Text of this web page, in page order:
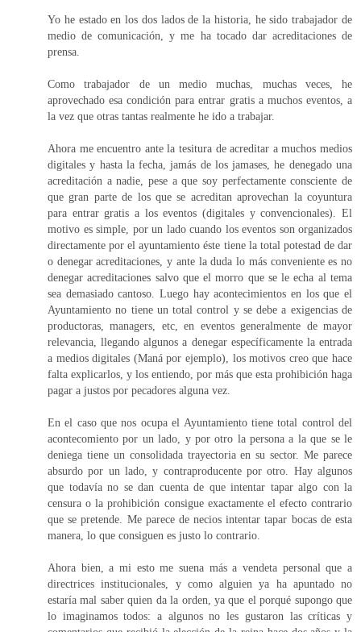
Yo he estado en los dos lados de la historia, he sido trabajador de
medio de comunicación, y me ha tocado dar acreditaciones de
prensa.
Como trabajador de un medio muchas, muchas veces, he
aprovechado esa condición para entrar gratis a muchos eventos, a
la vez que otras tantas realmente he ido a trabajar.
Ahora me encuentro ante la tesitura de acreditar a muchos medios
digitales y hasta la fecha, jamás de los jamases, he denegado una
acreditación a nadie, pese a que soy perfectamente consciente de
que gran parte de los que se acreditan aprovechan la coyuntura
para entrar gratis a los eventos (digitales y convencionales). El
motivo es simple, por un lado cuando los eventos son organizados
directamente por el ayuntamiento éste tiene la total potestad de dar
o denegar acreditaciones, y ante la duda lo más conveniente es no
denegar acreditaciones salvo que el morro que se le echa al tema
sea demasiado cantoso. Luego hay acontecimientos en los que el
Ayuntamiento no tiene un total control y se debe a exigencias de
productoras, managers, etc, en eventos generalmente de mayor
relevancia, llegando algunos a denegar específicamente la entrada
a medios digitales (Maná por ejemplo), los motivos creo que hace
falta explicarlos, y los entiendo, por más que esta prohibición haga
pagar a justos por pecadores alguna vez.
En el caso que nos ocupa el Ayuntamiento tiene total control del
acontecomiento por un lado, y por otro la persona a la que se le
deniega tiene un consolidada trayectoria en su sector. Me parece
absurdo por un lado, y contraproducente por otro. Hay algunos
que todavía no se dan cuenta de que intentar tapar algo con la
censura o la prohibición consigue exactamente el efecto contrario
que se pretende. Me parece de necios intentar tapar bocas de esta
manera, lo que consiguen es justo lo contrario.
Ahora bien, a mi esto me suena más a vendeta personal que a
directrices institucionales, y como alguien ya ha apuntado no
estaría mal saber quien da la orden, ya que el porqué supongo que
lo imaginamos todos: a algunos no les gustaron las críticas y